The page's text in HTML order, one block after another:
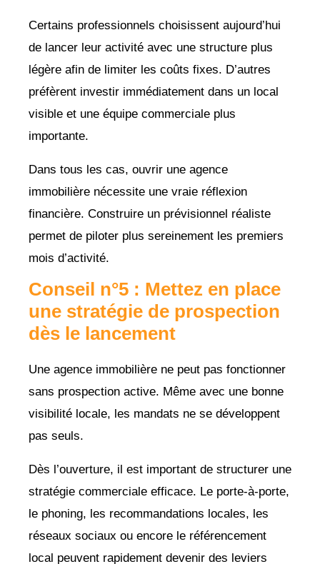
Certains professionnels choisissent aujourd’hui
de lancer leur activité avec une structure plus
légère afin de limiter les coûts fixes. D’autres
préfèrent investir immédiatement dans un local
visible et une équipe commerciale plus
importante.
Dans tous les cas, ouvrir une agence
immobilière nécessite une vraie réflexion
financière. Construire un prévisionnel réaliste
permet de piloter plus sereinement les premiers
mois d’activité.
Conseil n°5 : Mettez en place
une stratégie de prospection
dès le lancement
Une agence immobilière ne peut pas fonctionner
sans prospection active. Même avec une bonne
visibilité locale, les mandats ne se développent
pas seuls.
Dès l’ouverture, il est important de structurer une
stratégie commerciale efficace. Le porte-à-porte,
le phoning, les recommandations locales, les
réseaux sociaux ou encore le référencement
local peuvent rapidement devenir des leviers